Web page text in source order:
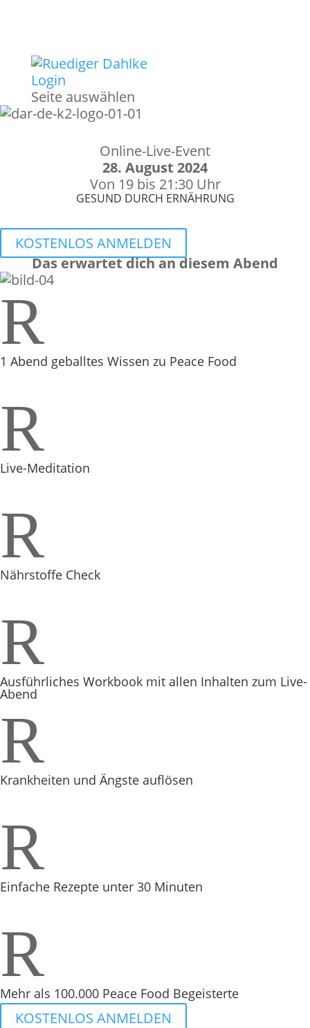
Login
Seite auswählen
Online-Live-Event
28. August 2024
Von 19 bis 21:30 Uhr
GESUND DURCH ERNÄHRUNG
KOSTENLOS ANMELDEN
Das erwartet dich an diesem Abend
R
1 Abend geballtes Wissen zu Peace Food
R
Live-Meditation
R
Nährstoffe Check
R
Ausführliches Workbook mit allen Inhalten zum Live-
Abend
R
Krankheiten und Ängste auflösen
R
Einfache Rezepte unter 30 Minuten
R
Mehr als 100.000 Peace Food Begeisterte
KOSTENLOS ANMELDEN